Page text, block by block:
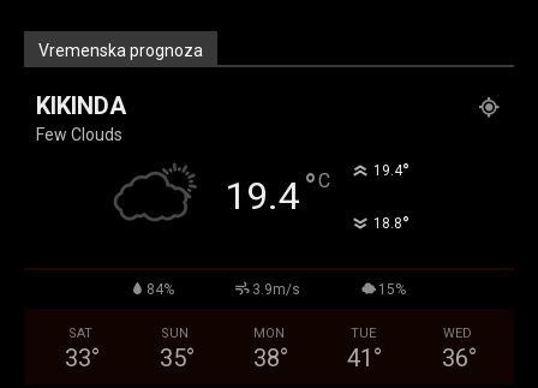
Vremenska prognoza
KIKINDA
Few Clouds
19.4°C 19.4°
18.8°
84% 3.9m/s 15%
SAT
33°
SUN
35°
MON
38°
TUE
41 °
WED
36°